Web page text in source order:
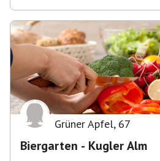
Grüner Apfel, 67
Biergarten - Kugler Alm